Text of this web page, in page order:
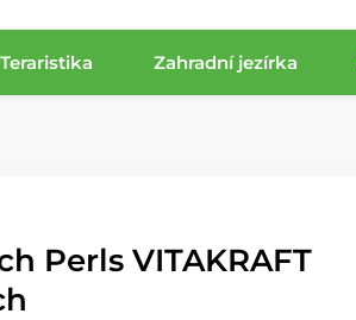
Teraristika Zahradní jezírka
Perls VITAKRAFT